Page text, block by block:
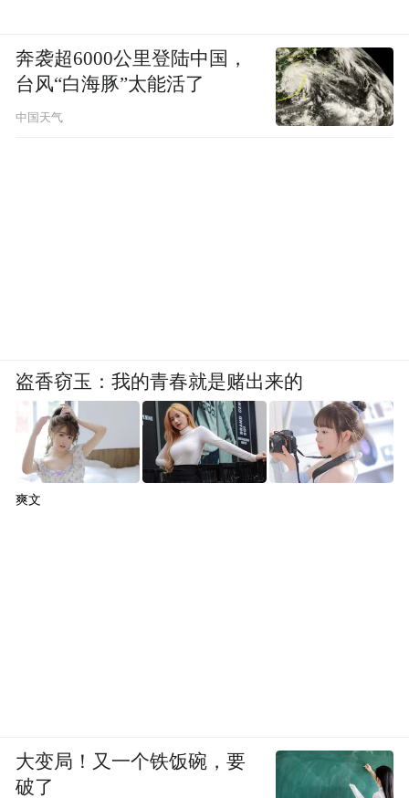
奔袭超6000公里登陆中国，
台风“白海豚”太能活了
中国天气
盗香窃玉：我的青春就是赌出来的
爽文
大变局！又一个铁饭碗，要
破了